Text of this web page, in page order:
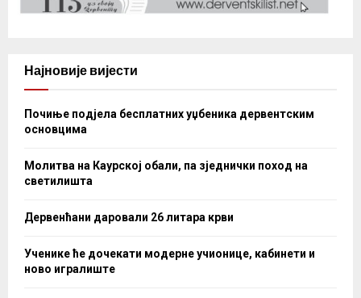
Најновије вијести
Почиње подјела бесплатних уџбеника дервентским
основцима
Молитва на Каурској обали, па зједнички поход на
светилишта
Дервенћани даровали 26 литара крви
Ученике ће дочекати модерне учионице, кабинети и
ново игралиште